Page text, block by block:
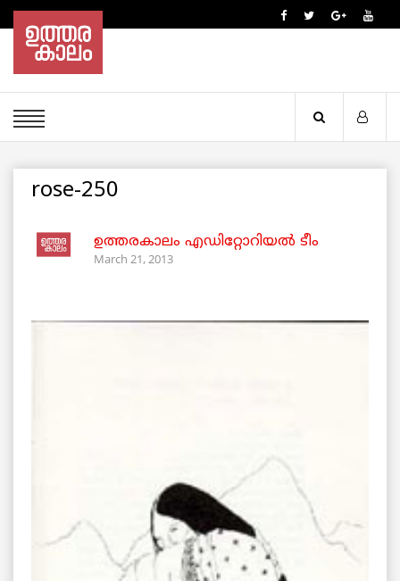
rose-250
ഉത്തരകാലം എഡിറ്റോറിയല്‍ ടീം
March 21, 2013